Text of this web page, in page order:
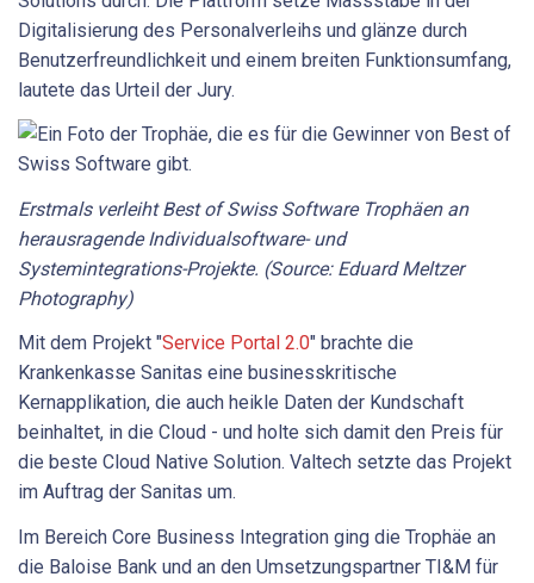
Digitalisierung des Personalverleihs und glänze durch
Benutzerfreundlichkeit und einem breiten Funktionsumfang,
lautete das Urteil der Jury.
Erstmals verleiht Best of Swiss Software Trophäen an
herausragende Individualsoftware- und
Systemintegrations-Projekte. (Source: Eduard Meltzer
Photography)
Mit dem Projekt "Service Portal 2.0" brachte die
Krankenkasse Sanitas eine businesskritische
Kernapplikation, die auch heikle Daten der Kundschaft
beinhaltet, in die Cloud - und holte sich damit den Preis für
die beste Cloud Native Solution. Valtech setzte das Projekt
im Auftrag der Sanitas um.
Im Bereich Core Business Integration ging die Trophäe an
die Baloise Bank und an den Umsetzungspartner TI&M für